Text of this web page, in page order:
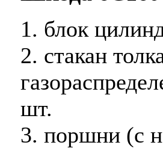
1. блок
2. стакан
шт.
3. поршни (с